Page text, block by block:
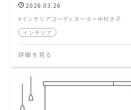
2026.03.26
インテリアコーディネーター中村才子
インテリア
詳細を見る